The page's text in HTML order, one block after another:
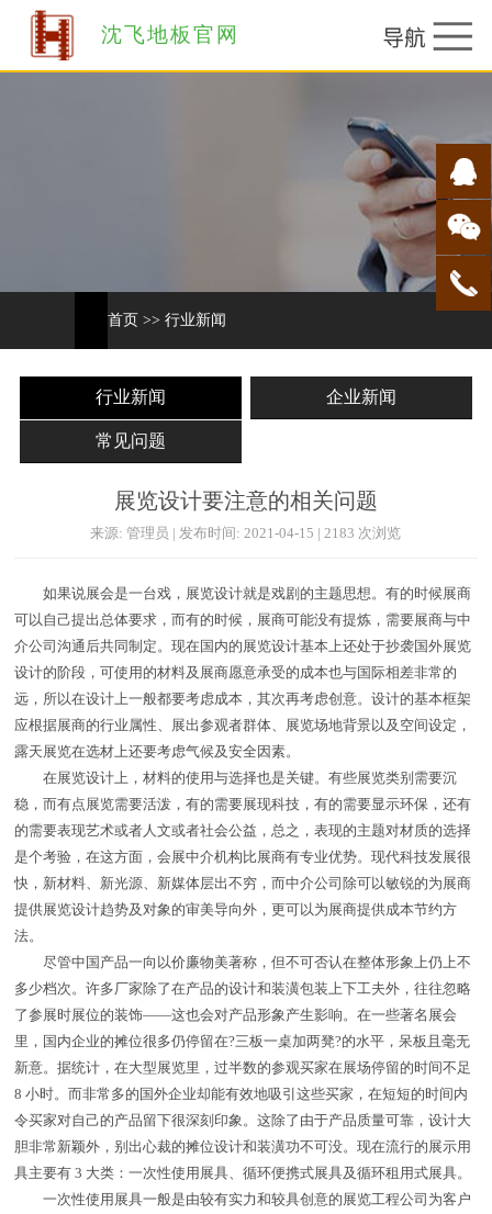
沈飞地板官网
首页 >> 行业新闻
行业新闻 企业新闻
常见问题
展览设计要注意的相关问题
来源: 管理员 | 发布时间: 2021-04-15 | 2183 次浏览
如果说展会是一台戏，展览设计就是戏剧的主题思想。有的时候展商
可以自己提出总体要求，而有的时候，展商可能没有提炼，需要展商与中
介公司沟通后共同制定。现在国内的展览设计基本上还处于抄袭国外展览
设计的阶段，可使用的材料及展商愿意承受的成本也与国际相差非常的
远，所以在设计上一般都要考虑成本，其次再考虑创意。设计的基本框架
应根据展商的行业属性、展出参观者群体、展览场地背景以及空间设定，
露天展览在选材上还要考虑气候及安全因素。
在展览设计上，材料的使用与选择也是关键。有些展览类别需要沉
稳，而有点展览需要活泼，有的需要展现科技，有的需要显示环保，还有
的需要表现艺术或者人文或者社会公益，总之，表现的主题对材质的选择
是个考验，在这方面，会展中介机构比展商有专业优势。现代科技发展很
快，新材料、新光源、新媒体层出不穷，而中介公司除可以敏锐的为展商
提供展览设计趋势及对象的审美导向外，更可以为展商提供成本节约方
法。
尽管中国产品一向以价廉物美著称，但不可否认在整体形象上仍上不
多少档次。许多厂家除了在产品的设计和装潢包装上下工夫外，往往忽略
了参展时展位的装饰——这也会对产品形象产生影响。在一些著名展会
里，国内企业的摊位很多仍停留在?三板一桌加两凳?的水平，呆板且毫无
新意。据统计，在大型展览里，过半数的参观买家在展场停留的时间不足
8 小时。而非常多的国外企业却能有效地吸引这些买家，在短短的时间内
令买家对自己的产品留下很深刻印象。这除了由于产品质量可靠，设计大
胆非常新颖外，别出心裁的摊位设计和装潢功不可没。现在流行的展示用
具主要有 3 大类：一次性使用展具、循环便携式展具及循环租用式展具。
一次性使用展具一般是由较有实力和较具创意的展览工程公司为客户